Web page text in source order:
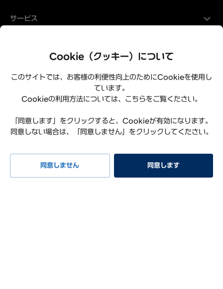
サービス
プライバシーポリシー
利用規約
よくある質問
リコール情報
お問い合わせ
Cookie（クッキー）について
このサイトでは、お客様の利便性向上のためにCookieを使用し
ています。
Cookieの利用方法については、こちらをご覧ください。
「同意します」をクリックすると、Cookieが有効になります。
同意しない場合は、「同意しません」をクリックしてください。
同意しません 同意します